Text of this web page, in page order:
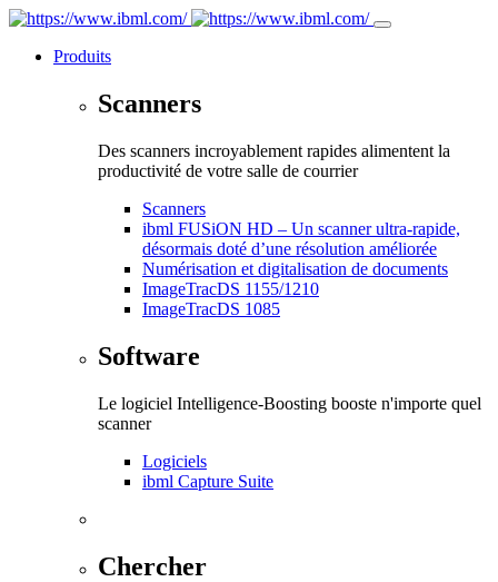
Produits
Scanners
Des scanners incroyablement rapides alimentent la
productivité de votre salle de courrier
Scanners
ibml FUSiON HD – Un scanner ultra-rapide,
désormais doté d’une résolution améliorée
Numérisation et digitalisation de documents
ImageTracDS 1155/1210
ImageTracDS 1085
Software
Le logiciel Intelligence-Boosting booste n'importe quel
scanner
Logiciels
ibml Capture Suite
Chercher